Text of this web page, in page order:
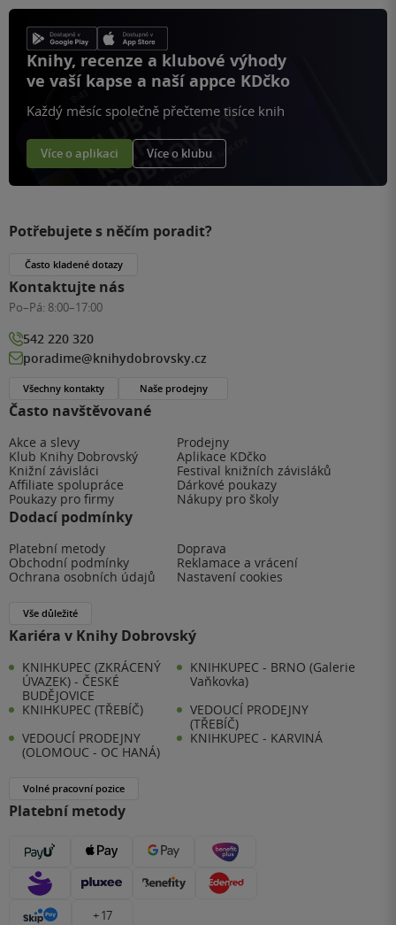
Knihy, recenze a klubové výhody
ve vaší kapse a naší appce KDčko
Každý měsíc společně přečteme tisíce knih
Více o aplikaci Více o klubu
Často navštěvované
Akce a slevy
Prodejny
Klub Knihy Dobrovský
Aplikace KDčko
Knižní závisláci
Festival knižních závisláků
Affiliate spolupráce
Dárkové poukazy
Poukazy pro firmy
Nákupy pro školy
Dodací podmínky
Platební metody
Doprava
Obchodní podmínky
Reklamace a vrácení
Ochrana osobních údajů
Nastavení cookies
Vše důležité
Kariéra v Knihy Dobrovský
KNIHKUPEC (ZKRÁCENÝ
ÚVAZEK) - ČESKÉ
BUDĚJOVICE
KNIHKUPEC - BRNO (Galerie
Vaňkovka)
KNIHKUPEC (TŘEBÍČ)
VEDOUCÍ PRODEJNY
(TŘEBÍČ)
VEDOUCÍ PRODEJNY
(OLOMOUC - OC HANÁ)
KNIHKUPEC - KARVINÁ
Volné pracovní pozice
Platební metody
+ 17
Potřebujete s něčím poradit?
Často kladené dotazy
Kontaktujte nás
Po–Pá: 8:00–17:00
542 220 320
poradime@knihydobrovsky.cz
Všechny kontakty Naše prodejny